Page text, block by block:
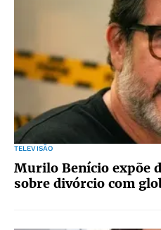
TELEVISÃO
Murilo Benício expõe
sobre divórcio com